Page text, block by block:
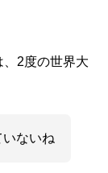
2度の世界大
ないね